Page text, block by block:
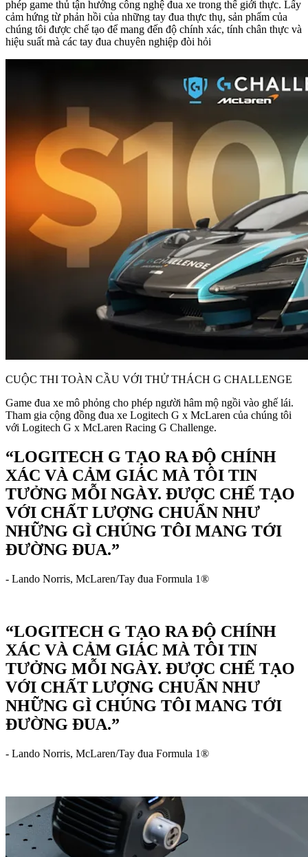
phép game thủ tận hưởng công nghệ đua xe trong thế giới thực. Lấy
cảm hứng từ phản hồi của những tay đua thực thụ, sản phẩm của
chúng tôi được chế tạo để mang đến độ chính xác, tính chân thực và
hiệu suất mà các tay đua chuyên nghiệp đòi hỏi
CUỘC THI TOÀN CẦU VỚI THỬ THÁCH G CHALLENGE
Game đua xe mô phỏng cho phép người hâm mộ ngồi vào ghế lái.
Tham gia cộng đồng đua xe Logitech G x McLaren của chúng tôi
với Logitech G x McLaren Racing G Challenge.
“LOGITECH G TẠO RA ĐỘ CHÍNH
XÁC VÀ CẢM GIÁC MÀ TÔI TIN
TƯỞNG MỖI NGÀY. ĐƯỢC CHẾ TẠO
VỚI CHẤT LƯỢNG CHUẨN NHƯ
NHỮNG GÌ CHÚNG TÔI MANG TỚI
ĐƯỜNG ĐUA.”
- Lando Norris, McLaren/Tay đua Formula 1®
“LOGITECH G TẠO RA ĐỘ CHÍNH
XÁC VÀ CẢM GIÁC MÀ TÔI TIN
TƯỞNG MỖI NGÀY. ĐƯỢC CHẾ TẠO
VỚI CHẤT LƯỢNG CHUẨN NHƯ
NHỮNG GÌ CHÚNG TÔI MANG TỚI
ĐƯỜNG ĐUA.”
- Lando Norris, McLaren/Tay đua Formula 1®